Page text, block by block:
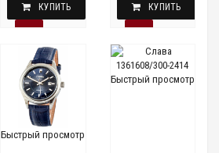
КУПИТЬ КУПИТЬ
Быстрый просмотр
Быстрый просмотр